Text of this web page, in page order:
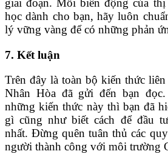
học dành cho bạn, hãy luôn
lý vững vàng để có những phản
7. Kết luận
Trên đây là toàn bộ kiến thức
Nhân Hòa đã gửi đến bạn
những kiến thức này thì bạn đã
gì cũng như biết cách để đầu
nhất. Đừng quên tuân thủ các
người thành công với môi trường